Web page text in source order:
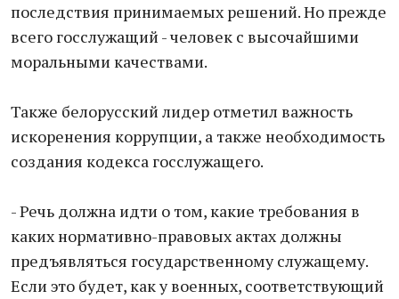
последствия принимаемых решений. Но прежде
всего госслужащий - человек с высочайшими
моральными качествами.
Также белорусский лидер отметил важность
искоренения коррупции, а также необходимость
создания кодекса госслужащего.
- Речь должна идти о том, какие требования в
каких нормативно-правовых актах должны
предъявляться государственному служащему.
Если это будет, как у военных, соответствующий